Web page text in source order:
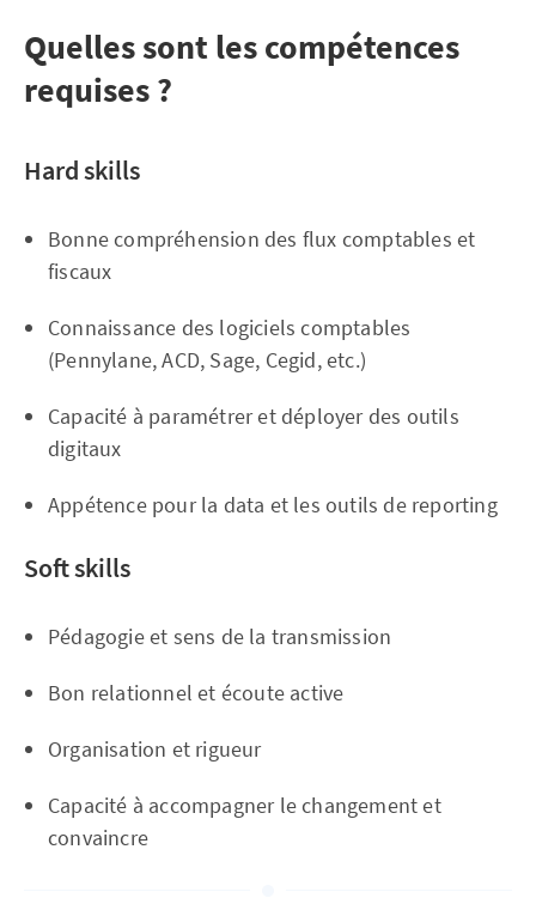
Quelles sont les compétences
requises ?
Hard skills
Bonne compréhension des flux comptables et
fiscaux
Connaissance des logiciels comptables
(Pennylane, ACD, Sage, Cegid, etc.)
Capacité à paramétrer et déployer des outils
digitaux
Appétence pour la data et les outils de reporting
Soft skills
Pédagogie et sens de la transmission
Bon relationnel et écoute active
Organisation et rigueur
Capacité à accompagner le changement et
convaincre